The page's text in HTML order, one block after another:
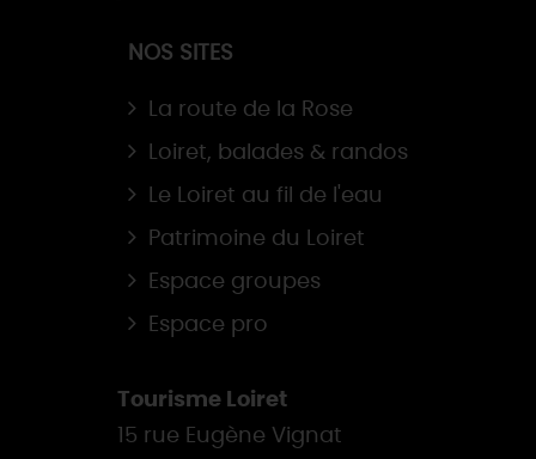
NOS SITES
La route de la Rose
Loiret, balades & randos
Le Loiret au fil de l'eau
Patrimoine du Loiret
Espace groupes
Espace pro
Tourisme Loiret
15 rue Eugène Vignat